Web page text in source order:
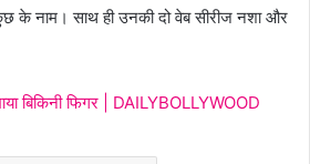
के नाम। साथ ही उनकी दो वेब सीरीज नशा और
बिकिनी फिगर | DAILYBOLLYWOOD